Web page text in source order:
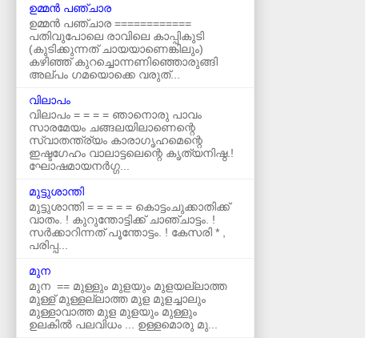
ഉമ്മന്‍ പഞ്ചാര
ഉമ്മൻ പഞ്ചാര ============
പതിവുപോലെ രാവിലെ കാപ്പികുടി
(കുടിക്കുന്നത് ചായയാണെങ്കിലും)
കഴിഞ്ഞ് കുറച്ചൊന്നണിഞ്ഞൊരുങ്ങി
അല്പം ഗമയൊക്കെ വരുത്...
വിലാപം
വിലാപം = = = = ഞാനൊരു പാവം
സാരമേയം ചങ്ങലയിലാണെന്റെ
സ്വാതന്ത്ര്യം കാരാഗൃഹമെന്റെ
ഇഷ്ടഗേഹം വാലാട്ടലെന്റെ കൃത്യനിഷ്ഠ.!
ഘോഷമായനർഗ്ഗ...
മുട്ടുശാന്തി
മുട്ടുശാന്തി = = = = = കൊട്ടംചുക്കാതിക്ക്‌
വാതം. ! കുറുന്തോട്ടിക്ക്‌ ചാഞ്ചാട്ടം. !
സർക്കാറിന്നത്‌ പൂന്തോട്ടം. ! കേസരി * ,
പരിപ്പ...
മുന
മുന == മുള്ളും മുളയും മുളയല്ലാത്ത
മുള്ള് മുള്ളല്ലാത്ത മുള മുളച്ചാലും
മുള്ളാവാത്ത മുള മുളയും മുള്ളും
ഉലകില്‍ പലവിധം ... ഉള്ളമൊരു മു...